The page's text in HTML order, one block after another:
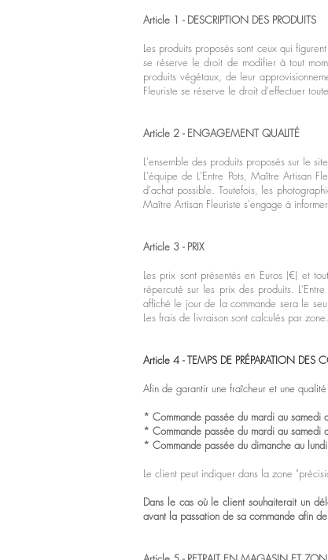
Article 1 - DESCRIPTION DES PRODUITS
Les produits proposés sont ceux qui
se réserve le droit de modifier à tout
produits végétaux, de leur
Fleuriste se réserve le droit d'effectuer
Article 2 - ENGAGEMENTQUALITÉ
L'ensemble des produits proposés sur le site
L'équipe de L'Entre Pots, Maître Artisan
d'achat possible. Toutefois, les
Maître Artisan Fleuriste s'engage à
Article 3 - PRIX
Les prix sont présentés en Euros (€) et
répercuté sur les prix des produits.
affiché le jour de la commande sera le
Les frais de livraison sont calculés par zone.
Article 4 - TEMPS DE PRÉPARATION DES
Afin de garantir une fraîcheur et une
* Commande passée du mardi au
* Commande passée du mardi au
* Commande passée du dimanche au
Le client peut indiquer dans la zone
Dans le cas où le client souhaiterait un
avant la passation de sa commande afin